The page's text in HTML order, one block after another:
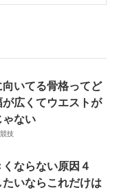
いてる骨格ってど
が広くてウエストが
ゃない
技
ならない原因４
いならこれだけは